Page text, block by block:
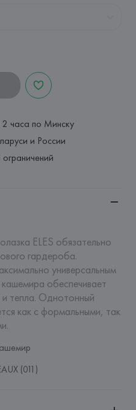
2 часа по Минску
и России
ELES обязательно
гардероба.
универсальным
обеспечивает
и тепла. Однотонный
как с формальными, так
(011)